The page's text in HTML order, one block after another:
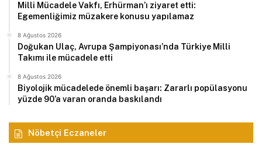
Milli Mücadele Vakfı, Erhürman’ı ziyaret etti:
Egemenliğimiz müzakere konusu yapılamaz
8 Ağustos 2026
Doğukan Ulaç, Avrupa Şampiyonası’nda Türkiye Milli
Takımı ile mücadele etti
8 Ağustos 2026
Biyolojik mücadelede önemli başarı: Zararlı popülasyonu
yüzde 90’a varan oranda baskılandı
Nöbetçi Eczaneler